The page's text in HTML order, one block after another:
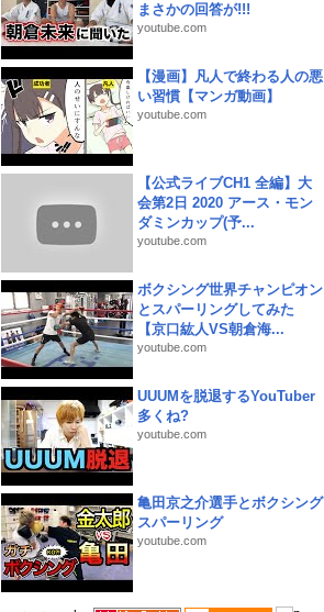
まさかの回答が!!!
youtube.com
【漫画】凡人で終わる人の悪
い習慣【マンガ動画】
youtube.com
【公式ライブCH1 全編】大
会第2日 2020 アース・モン
ダミンカップ(予...
youtube.com
ボクシング世界チャンピオン
とスパーリングしてみた
【京口紘人VS朝倉海...
youtube.com
UUUMを脱退するYouTuber
多くね?
youtube.com
亀田京之介選手とボクシング
スパーリング
youtube.com